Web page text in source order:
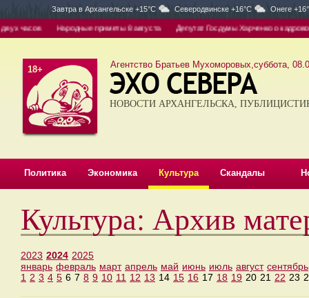
Завтра в Архангельске +15°C Северодвинске +16°C Онеге
часов Народные приметы 8 августа Депутат Госдумы Харченко о кадровом
18+ Агентство Братьев Мухоморовых,суббота,
НОВОСТИ АРХАНГЕЛЬСКА,
Политика Экономика Культура Скандалы
Культура: Архив
2023 2024 2025
январь февраль март апрель май июнь июль август сентябрь
1 2 3 4 5 6 7 8 9 10 11 12 13 14 15 16 17 18 19 20 21 22 23